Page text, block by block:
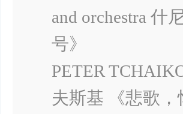
and orchestra
号》
PETER
夫斯基 《悲歌